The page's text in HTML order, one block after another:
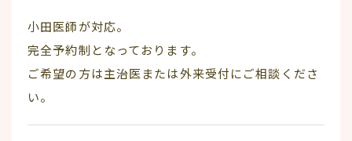
小田医師が対応。
完全予約制となっております。
ご希望の方は主治医または外来受付にご相談くださ
い。